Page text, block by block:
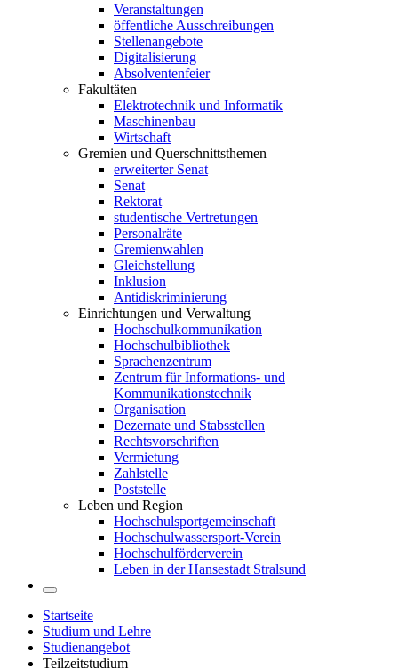
Veranstaltungen
öffentliche Ausschreibungen
Stellenangebote
Digitalisierung
Absolventenfeier
Fakultäten
Elektrotechnik und Informatik
Maschinenbau
Wirtschaft
Gremien und Querschnittsthemen
erweiterter Senat
Senat
Rektorat
studentische Vertretungen
Personalräte
Gremienwahlen
Gleichstellung
Inklusion
Antidiskriminierung
Einrichtungen und Verwaltung
Hochschulkommunikation
Hochschulbibliothek
Sprachenzentrum
Zentrum für Informations- und
Kommunikationstechnik
Organisation
Dezernate und Stabsstellen
Rechtsvorschriften
Vermietung
Zahlstelle
Poststelle
Leben und Region
Hochschulsportgemeinschaft
Hochschulwassersport-Verein
Hochschulförderverein
Leben in der Hansestadt Stralsund
Startseite
Studium und Lehre
Studienangebot
Teilzeitstudium